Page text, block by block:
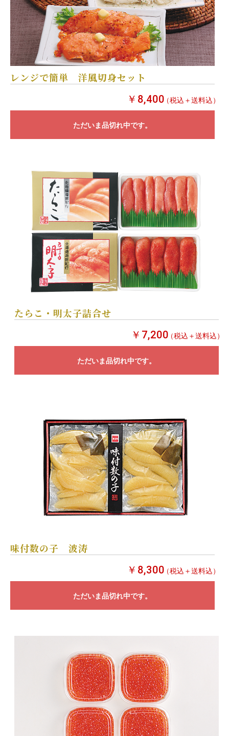
レンジで簡単 洋風切身セット
￥8,400（税込＋送料込）
ただいま品切れ中です。
たらこ・明太子詰合せ
￥7,200（税込＋送料込）
ただいま品切れ中です。
味付数の子 波涛
￥8,300（税込＋送料込）
ただいま品切れ中です。